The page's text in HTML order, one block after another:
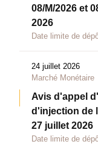
08/M/2026 et
2026
Date limite de
24 juillet 2026
Marché Monétaire
Avis d'appel
d'injection de
27 juillet 2026
Date limite de